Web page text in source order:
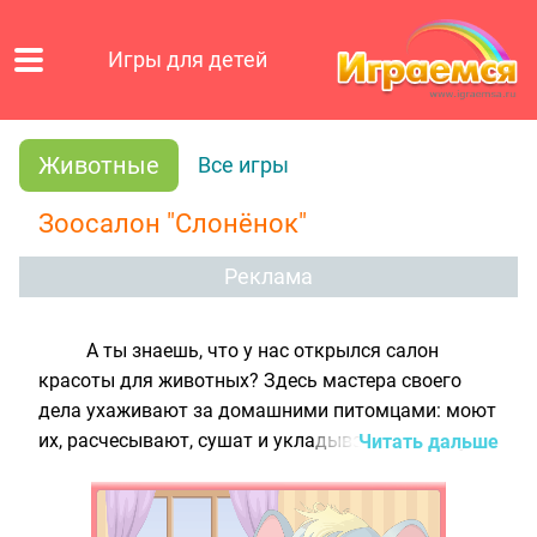
Игры для детей
Животные Все игры
Зоосалон "Слонёнок"
Реклама
А ты знаешь, что у нас открылся салон
красоты для животных? Здесь мастера своего
дела ухаживают за домашними питомцами: моют
их, расчесывают, сушат и укладывают шёрстку
выглядеть красиво! А их шёрстка после
посещения такого салона становится ещё более
Читать дальше